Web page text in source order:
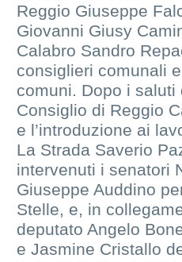
Reggio Giuseppe
Giovanni Giusy
Calabro Sandro
consiglieri comunali
comuni. Dopo i saluti
Consiglio di Reggio
e l’introduzione ai
La Strada Saverio
intervenuti i senatori
Giuseppe Auddino
Stelle, e, in
deputato Angelo
e Jasmine Cristallo